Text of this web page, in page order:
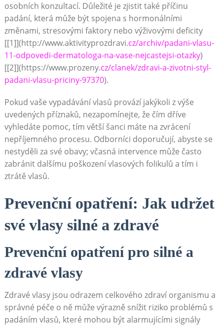
osobních konzultací. Důležité je zjistit také příčinu
padání, která může být spojena s hormonálními
změnami, stresovými faktory nebo výživovými deficity
[[1]](http://www.aktivityprozdravi.cz/archiv/padani-vlasu-
11-odpovedi-dermatologa-na-vase-nejcastejsi-otazky)
[[2]](https://www.prozeny.cz/clanek/zdravi-a-zivotni-styl-
padani-vlasu-priciny-97370).
Pokud vaše vypadávání vlasů provází jakýkoli z výše
uvedených příznaků, nezapomínejte, že čím dříve
vyhledáte pomoc, tím větší šanci máte na zvrácení
nepříjemného procesu. Odborníci doporučují, abyste se
nestyděli za své obavy; včasná intervence může často
zabránit dalšímu poškození vlasových folikulů a tím i
ztrátě vlasů.
Prevenční opatření: Jak udržet
své vlasy silné a zdravé
Prevenční opatření pro silné a
zdravé vlasy
Zdravé vlasy jsou odrazem celkového zdraví organismu a
správné péče o ně může výrazně snížit riziko problémů s
padáním vlasů, které mohou být alarmujícími signály